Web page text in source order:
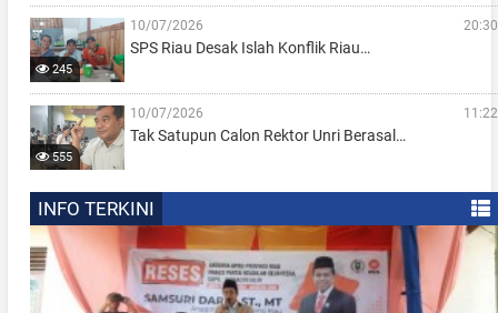
245
10/07/2026 20:30
SPS Riau Desak Islah Konflik Riau…
555
10/07/2026 11:22
Tak Satupun Calon Rektor Unri Berasal…
INFO TERKINI